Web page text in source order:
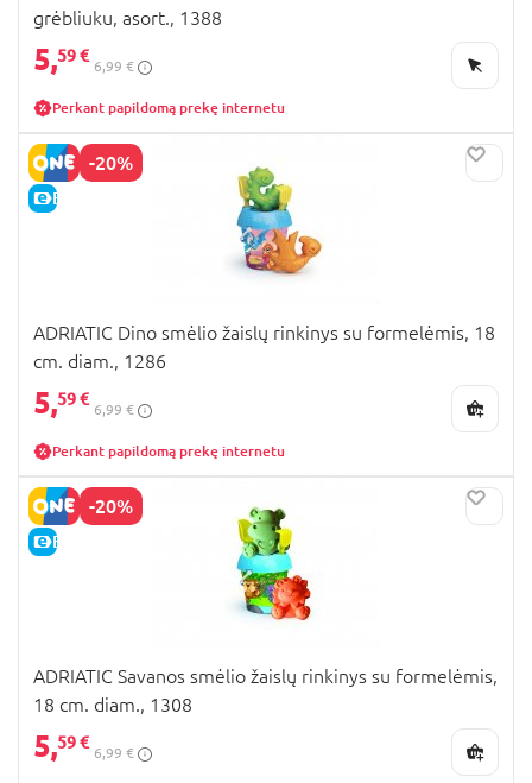
grėbliuku, asort., 1388
5,59 €
6,99 €
Perkant papildomą prekę internetu
-20%
E-KAINA
ADRIATIC Dino smėlio žaislų rinkinys su formelėmis, 18
cm. diam., 1286
5,59 €
6,99 €
Perkant papildomą prekę internetu
-20%
E-KAINA
ADRIATIC Savanos smėlio žaislų rinkinys su formelėmis,
18 cm. diam., 1308
5,59 €
6,99 €